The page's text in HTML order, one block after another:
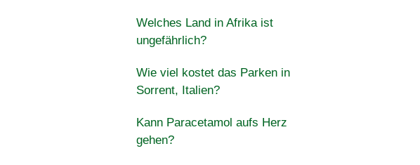
Welches Land in Afrika ist
ungefährlich?
Wie viel kostet das Parken in
Sorrent, Italien?
Kann Paracetamol aufs Herz
gehen?